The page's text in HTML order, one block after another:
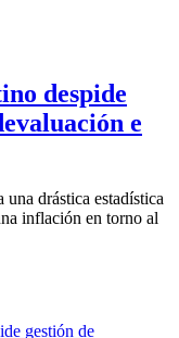
despide
e
drástica estadística
inflación en torno al